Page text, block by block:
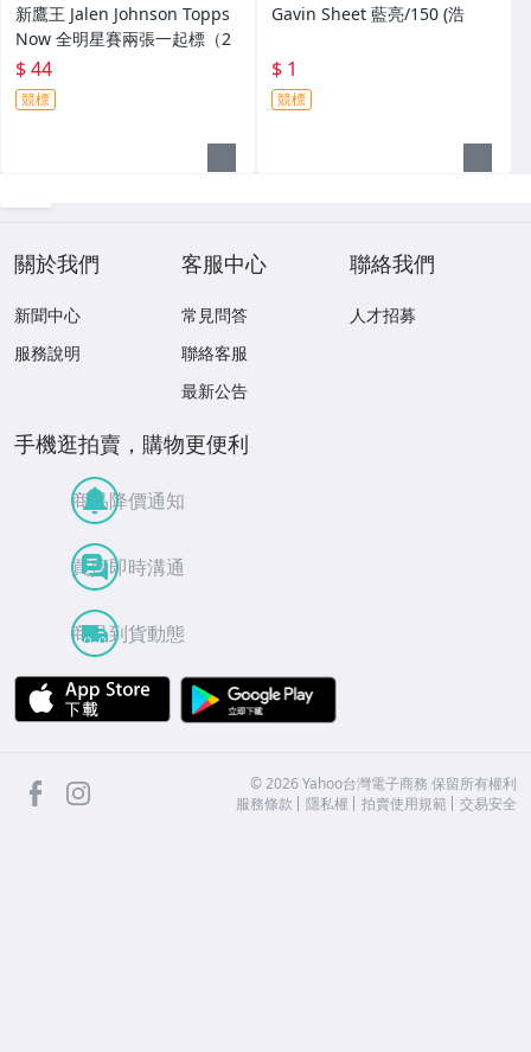
新鷹王 Jalen Johnson Topps
Now 全明星賽兩張一起標（2
$ 44
競標
Gavin Sheet 藍亮/150 (浩
$ 1
競標
關於我們
新聞中心
服務說明
客服中心
常見問答
聯絡客服
最新公告
聯絡我們
人才招募
手機逛拍賣，購物更便利
商品降價通知
買賣即時溝通
商品到貨動態
APP Store
facebook ©2026 Yahoo台灣電子商務 保留所有權利
服務條款
隱私權 拍賣使用規範 交易安全